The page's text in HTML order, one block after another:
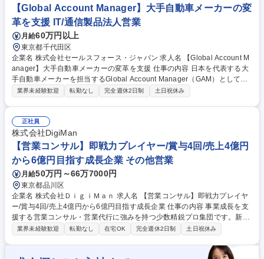
ス、SE、パートナー企業と連携し、行政・教育分野における中長期的なD
Xプロジェクトを推進していただくポジションです。 募集職種 【Enterpri
se Account Executive】官公庁・自治体・大学のDXを支援する営業
【Global Account Manager】大手自動車メーカーの変
革を支援 IT/通信製品法人営業
月給60万円以上
東京都千代田区
企業名 株式会社セールスフォース・ジャパン 求人名 【Global Account M
anager】大手自動車メーカーの変革を支援 仕事の内容 日本を代表する大
手自動車メーカーを担当するGlobal Account Manager（GAM）として、
Salesforce製品全体を活用した中長期的なアカウント戦略を推進します。
います。 また、CxOや各事業部門への提案を通じて複雑なエンタープライ
ズ案件をリードし、営業・SE・パートナーなど社内外の関係者を巻き込
みながらプロジェクトを推進。売上予測やパイプライン管理を行い、継続
的なビジネス拡大と長期的なパートナーシップの構築を担うポジションで
す。 募集職種 【Global Account Manager】大手自動車メーカーの変革を
支援
業界未経験歓迎 転勤なし 完全週休2日制 土日祝休み
正社員
株式会社DigiMan
【営業コンサル】即戦力プレイヤー/賞与4回/売上4億円
から6億円目指す成長企業 その他営業
月給50万円～66万7000円
東京都品川区
企業名 株式会社ＤｉｇｉＭａｎ 求人名 【営業コンサル】即戦力プレイヤ
ー/賞与4回/売上4億円から6億円目指す成長企業 仕事の内容 事業成長を支
援する営業コンサル・営業代行に強みを持つ少数精鋭プロ集団です。新規
開拓から提案・クロージングまで一気通貫で担当。 戦略立案やメンバー育
の営業活動（架電・メール・商談・コンサルティング）■営業チームの売
業界未経験歓迎 転勤なし 在宅OK 完全週休2日制 土日祝休み